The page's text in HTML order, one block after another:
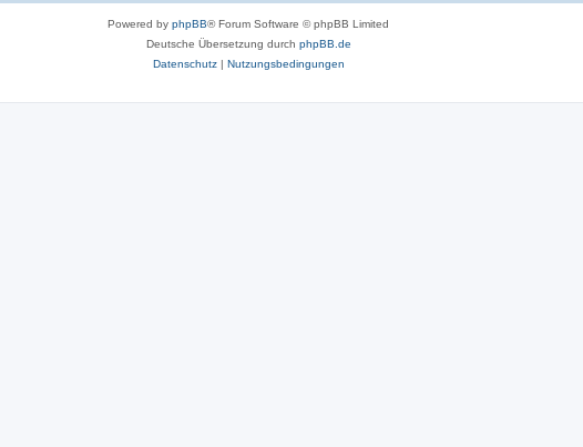
Powered by phpBB® Forum Software © phpBB Limited
Deutsche Übersetzung durch phpBB.de
Datenschutz| Nutzungsbedingungen